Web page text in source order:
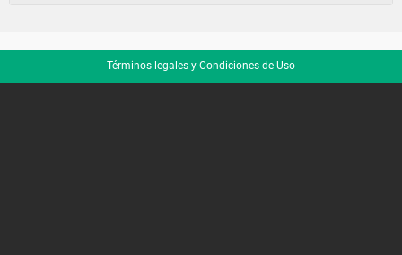
Términos legales y Condiciones de Uso